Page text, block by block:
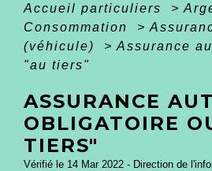
Accueil particuliers >
Consommation
>
(véhicule)
> Assurance
"au tiers"
ASSURANCE
OBLIGATOIRE
TIERS"
Vérifié le 14 Mar 2022 - Direction de